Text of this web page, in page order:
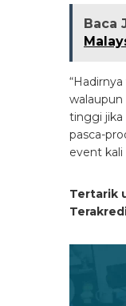
Baca
tinggi jika
pasca-
event kali
Tertarik